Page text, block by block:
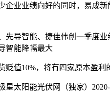
业业绩向好的同时，易成新
导智能、捷佳伟创一季度业
智能降幅最大
10%，将有四家原本盈利
太阳能光伏网（独家）2020-